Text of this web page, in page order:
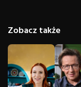
Zobacz także